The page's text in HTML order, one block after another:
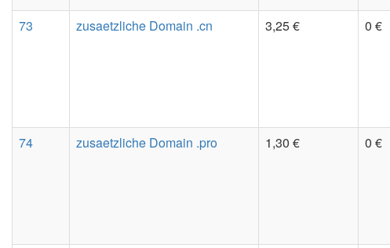
73
zusaetzliche Domain .cn 3,25 € 0 €
74
zusaetzliche Domain .pro 1,30 € 0 €